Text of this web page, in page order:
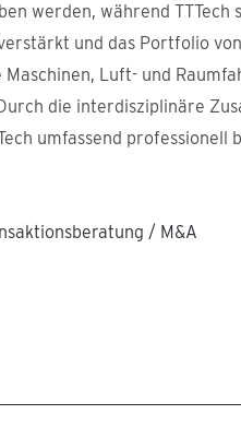
werden, während TTTech
und das Portfolio
Luft- und
die interdisziplinäre
umfassend professionell
/ M&A